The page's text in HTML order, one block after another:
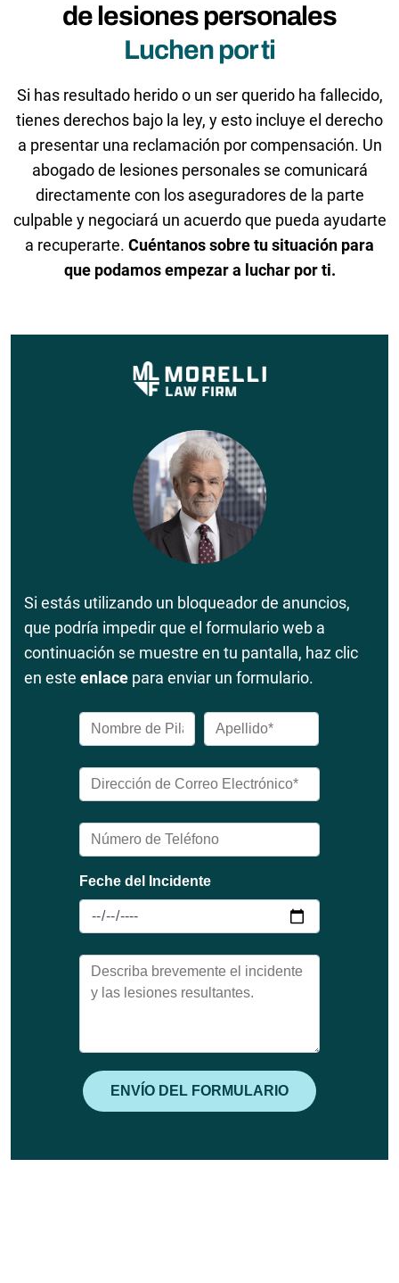
de lesiones personales
Luchen por ti
Si has resultado herido o un ser querido ha fallecido,
tienes derechos bajo la ley, y esto incluye el derecho
a presentar una reclamación por compensación. Un
abogado de lesiones personales se comunicará
directamente con los aseguradores de la parte
culpable y negociará un acuerdo que pueda ayudarte
a recuperarte. Cuéntanos sobre tu situación para
que podamos empezar a luchar por ti.
Si estás utilizando un bloqueador de anuncios,
que podría impedir que el formulario web a
continuación se muestre en tu pantalla, haz clic
en este enlace para enviar un formulario.